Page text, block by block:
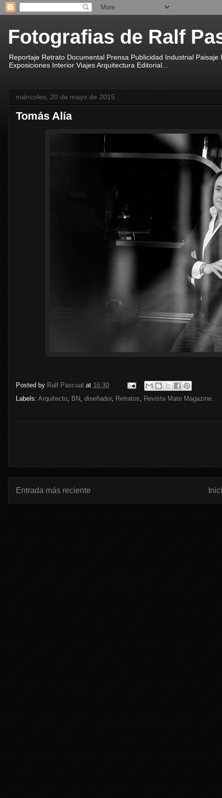
Fotografias de Ralf
Reportaje Retrato Documental Prensa Publicidad Industrial
Exposiciones Interior Viajes Arquitectura Editorial...
miércoles, 20 de mayo de 2015
Tomás Alía
Posted by Ralf Pascual at 16:30
Labels: Arquitecto, BN, diseñador, Retratos, Revista Mate Magazine.
Entrada más reciente